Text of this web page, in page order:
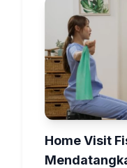
Home Visit